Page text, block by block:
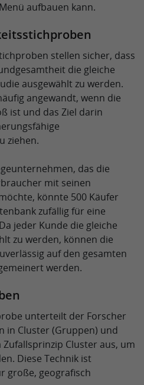
aufbauen kann.
stellen sicher, dass
die gleiche
ausgewählt zu werden.
angewandt, wenn die
ist und das Ziel darin
ziehen.
das die
mit seinen
könnte 500 Käufer
zufällig für eine
jeder Kunde die gleiche
zu werden, können die
auf den gesamten
werden.
unterteilt der Forscher
in Cluster (Gruppen) und
Cluster aus, um
Diese Technik ist
große, geografisch